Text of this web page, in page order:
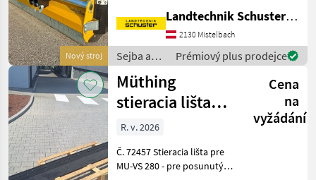
Nový stroj
und Heckanbau • mit
Dreipunktbock Kat. 1 + 2 •
Arbeitsbreite 180 cm /
Transportbreite 188 cm •
Landtechnik Schuster Niederlassung Mistelbach
2130 Mistelbach
Sejba a
starostlivosť
o plodinu
/ Müthing
Prémiový plus prodejce
Müthing
stieracia lišta
MU-V
Cena
na
vyžádání
R. v. 2026
Č. 72457 Stieracia lišta pre
MU-VS 280 - pre posunutý